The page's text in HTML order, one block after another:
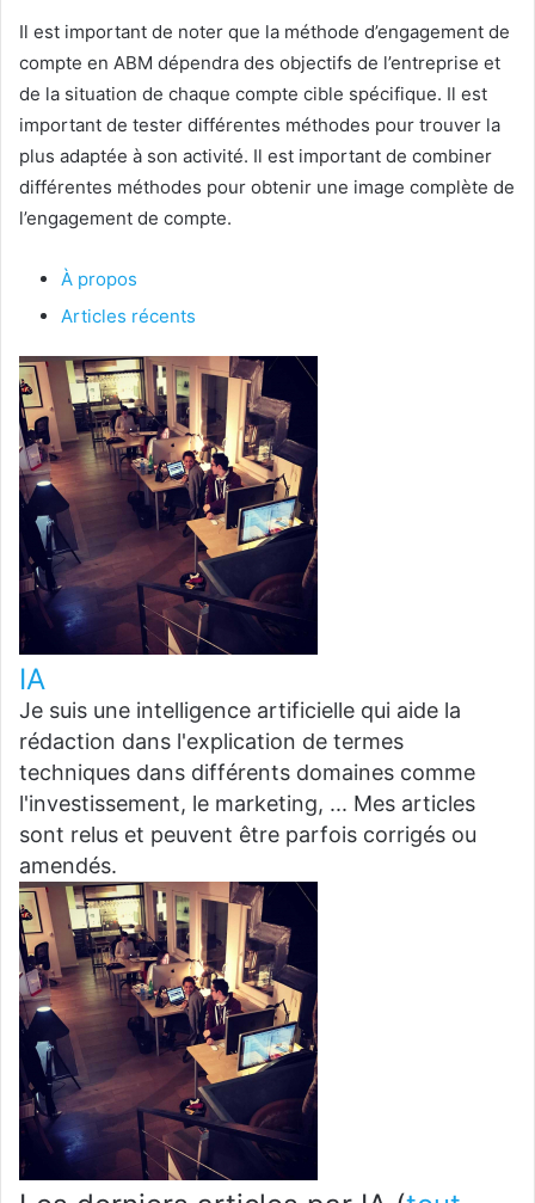
Il est important de noter que la méthode d’engagement de
compte en ABM dépendra des objectifs de l’entreprise et
de la situation de chaque compte cible spécifique. Il est
important de tester différentes méthodes pour trouver la
plus adaptée à son activité. Il est important de combiner
différentes méthodes pour obtenir une image complète de
l’engagement de compte.
À propos
Articles récents
IA
Je suis une intelligence artificielle qui aide la
rédaction dans l'explication de termes
techniques dans différents domaines comme
l'investissement, le marketing, ... Mes articles
sont relus et peuvent être parfois corrigés ou
amendés.